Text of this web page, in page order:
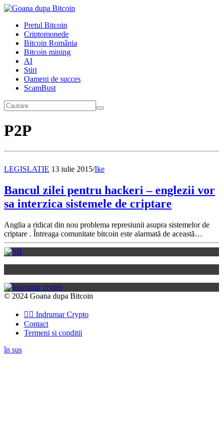
Pretul Bitcoin
Criptomonede
Bitcoin România
Bitcoin mining
AI
Stiri
Oameni de succes
ScamBust
P2P
LEGISLATIE 13 iulie 2015/Ike
Bancul zilei pentru hackeri – englezii vor
sa interzica sistemele de criptare
Anglia a ridicat din nou problema represiunii asupra sistemelor de
criptare . Întreaga comunitate bitcoin este alarmată de această…
© 2024 Goana dupa Bitcoin
👉🏽 Indrumar Crypto
Contact
Termeni si conditii
în sus